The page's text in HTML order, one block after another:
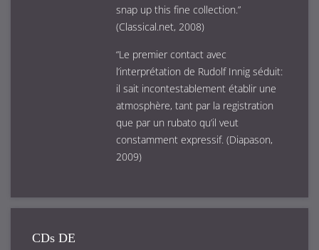
snap up this fine collection.”
(Classical.net, 2008)
“Le premier contact avec
l’interprétation de Rudolf Innig séduit:
il sait incontestablement établir une
atmosphère, tant par la registration
que par un rubato qu’il veut
constamment expressif. (Diapason,
2009)
CDs DE